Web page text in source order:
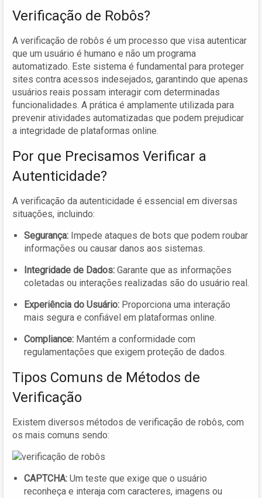
Verificação de Robôs?
A verificação de robôs é um processo que visa autenticar
que um usuário é humano e não um programa
automatizado. Este sistema é fundamental para proteger
sites contra acessos indesejados, garantindo que apenas
usuários reais possam interagir com determinadas
funcionalidades. A prática é amplamente utilizada para
prevenir atividades automatizadas que podem prejudicar
a integridade de plataformas online.
Por que Precisamos Verificar a
Autenticidade?
A verificação da autenticidade é essencial em diversas
situações, incluindo:
Segurança: Impede ataques de bots que podem roubar
informações ou causar danos aos sistemas.
Integridade de Dados: Garante que as informações
coletadas ou interações realizadas são do usuário real.
Experiência do Usuário: Proporciona uma interação
mais segura e confiável em plataformas online.
Compliance: Mantém a conformidade com
regulamentações que exigem proteção de dados.
Tipos Comuns de Métodos de
Verificação
Existem diversos métodos de verificação de robôs, com
os mais comuns sendo:
CAPTCHA: Um teste que exige que o usuário
reconheça e interaja com caracteres, imagens ou